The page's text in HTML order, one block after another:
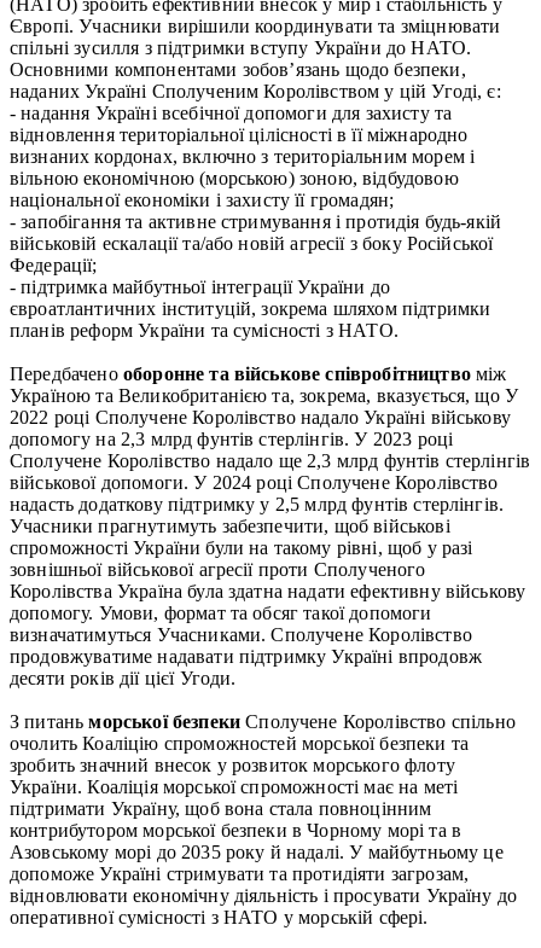
Європі. Учасники вирішили координувати та зміцнювати
спільні зусилля з підтримки вступу України до НАТО.
Основними компонентами зобов’язань щодо безпеки,
наданих Україні Сполученим Королівством у цій Угоді, є:
- надання Україні всебічної допомоги для захисту та
відновлення територіальної цілісності в її міжнародно
визнаних кордонах, включно з територіальним морем і
вільною економічною (морською) зоною, відбудовою
національної економіки і захисту її громадян;
- запобігання та активне стримування і протидія будь-якій
військовій ескалації та/або новій агресії з боку Російської
Федерації;
- підтримка майбутньої інтеграції України до
євроатлантичних інституцій, зокрема шляхом підтримки
планів реформ України та сумісності з НАТО.
Передбачено оборонне та військове співробітництвоміж
Україною та Великобританією та, зокрема, вказується, що У
2022 році Сполучене Королівство надало Україні військову
допомогу на 2,3 млрд фунтів стерлінгів. У 2023 році
Сполучене Королівство надало ще 2,3 млрд фунтів стерлінгів
військової допомоги. У 2024 році Сполучене Королівство
надасть додаткову підтримку у 2,5 млрд фунтів стерлінгів.
Учасники прагнутимуть забезпечити, щоб військові
спроможності України були на такому рівні, щоб у разі
зовнішньої військової агресії проти Сполученого
Королівства Україна була здатна надати ефективну військову
допомогу. Умови, формат та обсяг такої допомоги
визначатимуться Учасниками. Сполучене Королівство
продовжуватиме надавати підтримку Україні впродовж
десяти років дії цієї Угоди.
З питаньморської безпекиСполучене Королівство спільно
очолить Коаліцію спроможностей морської безпеки та
зробить значний внесок у розвиток морського флоту
України. Коаліція морської спроможності має на меті
підтримати Україну, щоб вона стала повноцінним
контрибутором морської безпеки в Чорному морі та в
Азовському морі до 2035 року й надалі. У майбутньому це
допоможе Україні стримувати та протидіяти загрозам,
відновлювати економічну діяльність і просувати Україну до
оперативної сумісності з НАТО у морській сфері.